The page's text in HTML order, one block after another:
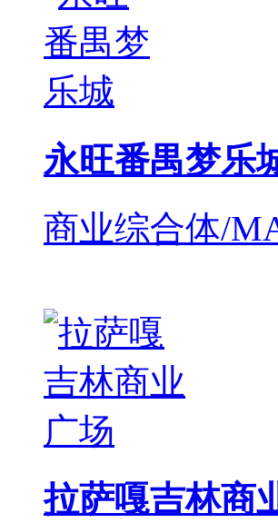
永旺番禺梦乐
商业综合体/
拉萨嘎吉林商